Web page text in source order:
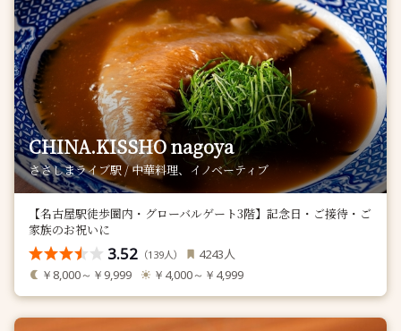
CHINA.KISSHO nagoya
ささしまライブ駅 / 中華料理、イノベーティブ
【名古屋駅徒歩圏内・グローバルゲート3階】記念日・ご接待・ご
家族のお祝いに
3.52 （139人） 4243人
￥8,000～￥9,999 ￥4,000～￥4,999